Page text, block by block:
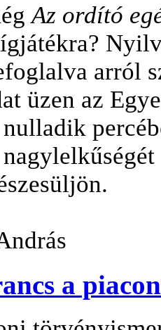
Az ordító
arról
üzen az
a piacon